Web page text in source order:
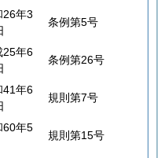
年3
条例第5号
年6
条例第26号
年6
規則第7号
年5
規則第15号